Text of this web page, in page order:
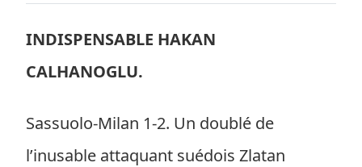
INDISPENSABLE HAKAN
CALHANOGLU.
Sassuolo-Milan 1-2. Un doublé de
l’inusable attaquant suédois Zlatan